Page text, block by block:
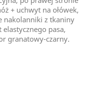
+ uchwyt na ołówek,
nakolanniki z tkaniny
elastycznego pasa,
granatowy-czarny.